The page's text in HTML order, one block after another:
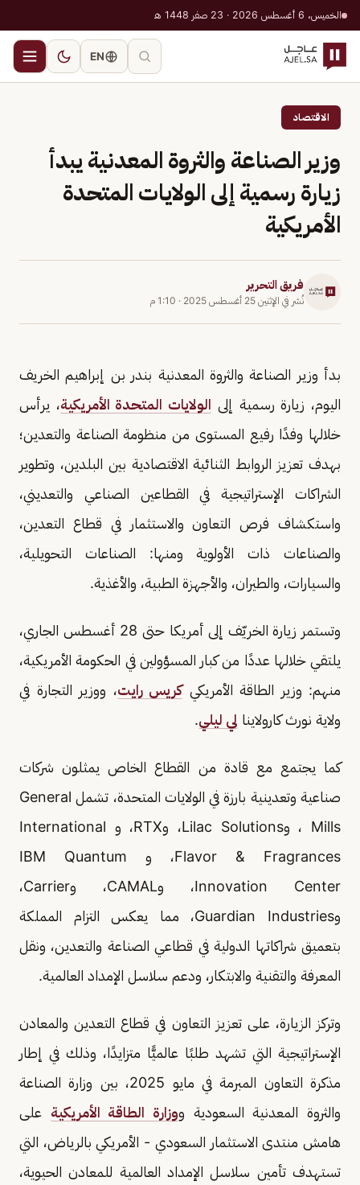
الخميس، 6 أغسطس 2026 · 23 صفر 1448 هـ
EN
الاقتصاد
وزير الصناعة والثروة المعدنية يبدأ
زيارة رسمية إلى الولايات المتحدة
الأمريكية
فريق التحرير
نُشر في الإثنين 25 أغسطس 2025 · 1:10 م
بدأ وزير الصناعة والثروة المعدنية بندر بن إبراهيم الخريف
اليوم، زيارة رسمية إلى الولايات المتحدة الأمريكية، يرأس
خلالها وفدًا رفيع المستوى من منظومة الصناعة والتعدين؛
بهدف تعزيز الروابط الثنائية الاقتصادية بين البلدين، وتطوير
الشراكات الإستراتيجية في القطاعين الصناعي والتعديني،
واستكشاف فرص التعاون والاستثمار في قطاع التعدين،
والصناعات ذات الأولوية ومنها: الصناعات التحويلية،
والسيارات، والطيران، والأجهزة الطبية، والأغذية.
وتستمر زيارة الخريّف إلى أمريكا حتى 28 أغسطس الجاري،
يلتقي خلالها عددًا من كبار المسؤولين في الحكومة الأمريكية،
منهم: وزير الطاقة الأمريكيكريس رايت، ووزير التجارة في
ولاية نورث كارولاينا لي ليلي.
كما يجتمع مع قادة من القطاع الخاص يمثلون شركات
صناعية وتعدينية بارزة في الولايات المتحدة، تشمل General
Mills ، وLilac Solutions، وRTX، و International
Flavor & Fragrances، و IBM Quantum
Innovation Center، وCAMAL، وCarrier،
وGuardian Industries، مما يعكس التزام المملكة
بتعميق شراكاتها الدولية في قطاعي الصناعة والتعدين، ونقل
المعرفة والتقنية والابتكار، ودعم سلاسل الإمداد العالمية.
وتركز الزيارة، على تعزيز التعاون في قطاع التعدين والمعادن
الإستراتيجية التي تشهد طلبًا عالميًّا متزايدًا، وذلك في إطار
مذكرة التعاون المبرمة في مايو 2025، بين وزارة الصناعة
والثروة المعدنية السعودية ووزارة الطاقة الأمريكية على
هامش منتدى الاستثمار السعودي - الأمريكي بالرياض، التي
تستهدف تأمين سلاسل الإمداد العالمية للمعادن الحيوية،